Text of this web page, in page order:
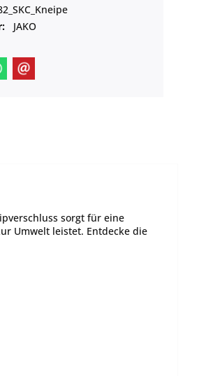
JAKO
sorgt für eine
Umwelt leistet. Entdecke die